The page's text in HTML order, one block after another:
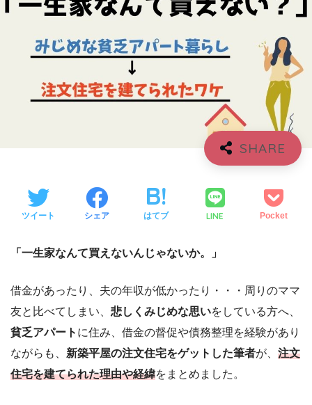
ツイート シェア はてブ LINE Pocket
「一生家なんて買えないんじゃないか。」
借金があったり、夫の年収が低かったり・・・周りのママ
友と比べてしまい、 悲しくみじめな思いをしている方へ、
貧乏アパート に住み、借金の督促や債務整理を経験があり
ながらも、 新築平屋の注文住宅をゲットした筆者が、 注文
住宅を建てられた理由や経緯をまとめました。